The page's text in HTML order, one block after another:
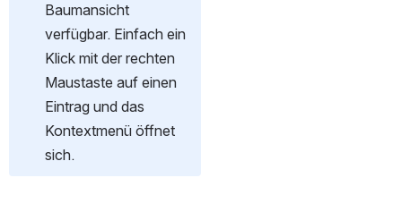
Baumansicht
verfügbar. Einfach ein
Klick mit der rechten
Maustaste auf einen
Eintrag und das
Kontextmenü öffnet
sich.